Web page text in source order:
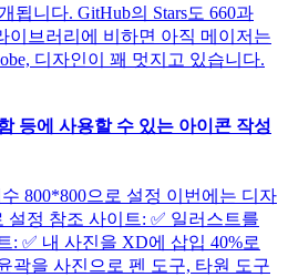
됩니다. GitHub의 Stars도 660과
이브러리에 비하면 아직 메이저는
디자인이 꽤 멋지고 있습니다.
등에 사용할 수 있는 아이콘 작성
800*800으로 설정 이번에는 디자
설정 참조 사이트: ✅ 일러스트를
: ✅ 내 사진을 XD에 삽입 40%로
곽을 사진으로 펜 도구, 타원 도구